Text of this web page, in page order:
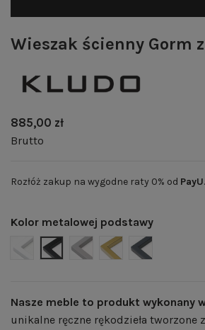
Wieszak ścienny Gorm
885,00 zł
Brutto
Rozłóż zakup na wygodne raty 0% od PayU.
Kolor metalowej podstawy
BIAŁY MAT | RAL 9003
CZARNY MAT | RAL 9005
SZARY MAT | RAL 7004
ZŁOTY POŁYSK |
GRAFITOWY
Nasze meble to produkt wykonany
unikalne ręczne rękodzieła tworzone